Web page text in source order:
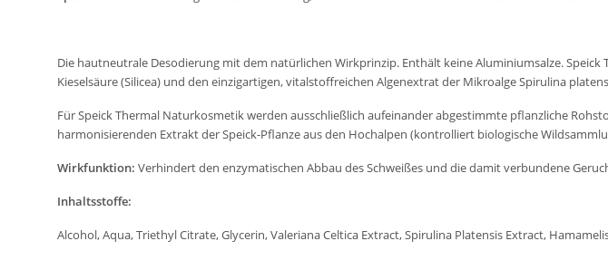
Die hautneutrale Desodierung mit dem natürlichen Wirkprinzip. Enthält keine Aluminiumsalze.
Kieselsäure (Silicea) und den einzigartigen, vitalstoffreichen Algenextrat der Mikroalge Spirulina
Für Speick Thermal Naturkosmetik werden ausschließlich aufeinander abgestimmte pflanzliche
harmonisierenden Extrakt der Speick-Pflanze aus den Hochalpen (kontrolliert biologische
Wirkfunktion: Verhindert den enzymatischen Abbau des Schweißes und die damit verbundene
Inhaltsstoffe:
Alcohol, Aqua, Triethyl Citrate, Glycerin, Valeriana Celtica Extract, Spirulina Platensis Extract,